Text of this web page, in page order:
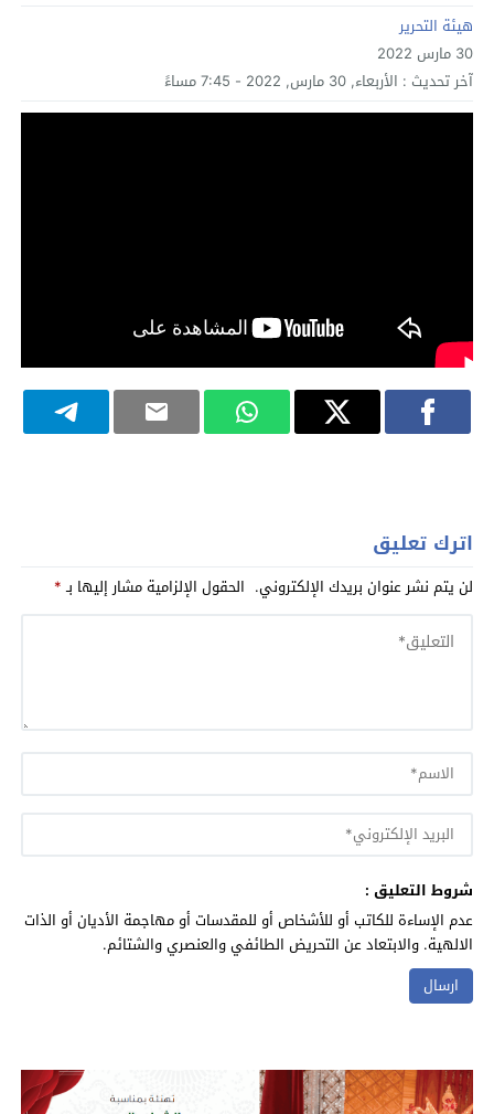
هيئة التحرير
30 مارس 2022
آخر تحديث : الأربعاء, 30 مارس, 2022 - 7:45 مساءً
اترك تعليق
لن يتم نشر عنوان بريدك الإلكتروني. الحقول الإلزامية مشار إليها بـ*
شروط التعليق :
عدم الإساءة للكاتب أو للأشخاص أو للمقدسات أو مهاجمة الأديان أو الذات
الالهية. والابتعاد عن التحريض الطائفي والعنصري والشتائم.